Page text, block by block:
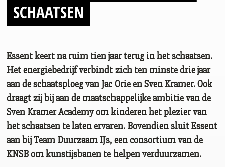
SCHAATSEN
Essent keert na ruim tien jaar terug in het schaatsen.
Het energiebedrijf verbindt zich ten minste drie jaar
aan de schaatsploeg van Jac Orie en Sven Kramer. Ook
draagt zij bij aan de maatschappelijke ambitie van de
Sven Kramer Academy om kinderen het plezier van
het schaatsen te laten ervaren. Bovendien sluit Essent
aan bij Team Duurzaam IJs, een consortium van de
KNSB om kunstijsbanen te helpen verduurzamen.